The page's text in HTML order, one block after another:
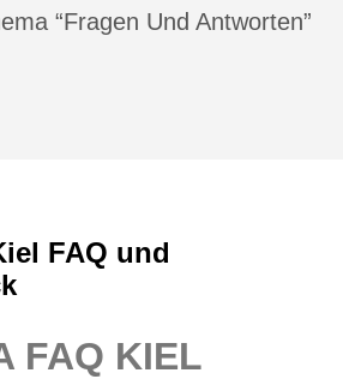
“Fragen Und Antworten”
FAQ und
FAQ KIEL